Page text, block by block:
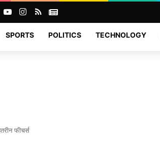
YouTubeInstagram
RSSNews
SPORTS POLITICS TECHNOLOGY
फीचर्स